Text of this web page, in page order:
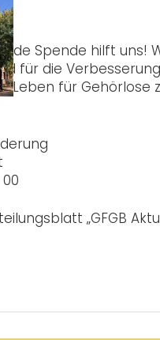
Spende hilft
für die
Leben für Gehörlose
00
„GFGB